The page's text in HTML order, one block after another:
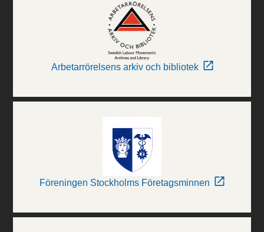
Arbetarrörelsens arkiv och bibliotek
Föreningen Stockholms Företagsminnen